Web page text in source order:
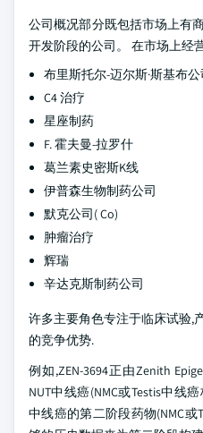
公司概况部分既包括市场上有
开发阶段的公司。 在市场上经
布里斯托尔-迈尔斯·斯基布公
C4 治疗
星座制药
F. 霍夫曼-拉罗什
葛兰素史密斯K线
伊普森生物制药公司
默克公司( Co)
肿瘤治疗
辉瑞
辛达克斯制药公司
许多主要角色专注于临床试验,
的竞争优势.
例如,ZEN-3694正由Zenith
NUT中线癌(NMC或Testis中线
中线癌的第二阶段药物(NMC